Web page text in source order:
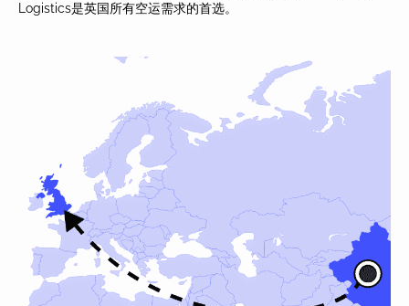
Logistics是英国所有空运需求的首选。